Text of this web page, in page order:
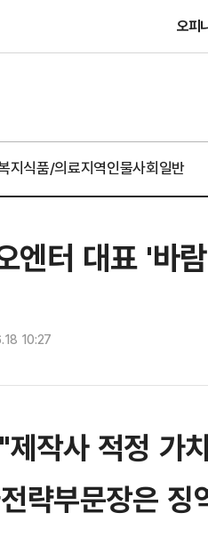
오피
지식품/의료지역인물사회일반
엔터 대표 '바
10:27
작사 적정 가
략부문장은 징